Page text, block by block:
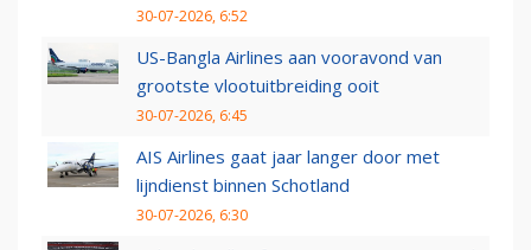
30-07-2026, 6:52
US-Bangla Airlines aan vooravond van
grootste vlootuitbreiding ooit
30-07-2026, 6:45
AIS Airlines gaat jaar langer door met
lijndienst binnen Schotland
30-07-2026, 6:30